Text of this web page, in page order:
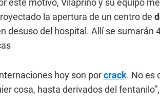
este motivo, Vilapriño y su equipo
la apertura de un centro de
desuso del hospital. Allí se sumarán
hoy son porcrack. No es
cosa, hasta derivados del